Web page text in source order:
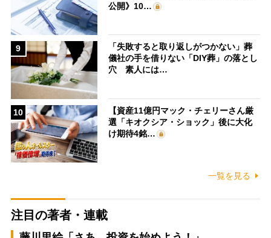
公開》10…
9
「失敗すると取り返しがつかない」葬
儀社の手を借りない「DIY葬」の落とし
穴 素人には…
10
【資産11億円マック・チェリーさん厳
選「キオクシア・ショック」後に大化
け期待4銘…
一覧を見る
注目の著者・連載